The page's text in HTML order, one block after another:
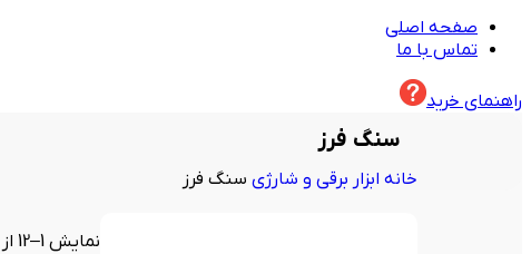
صفحه اصلی
تماس با ما
راهنمای خرید
سنگ فرز
خانه ابزار برقی و شارژی سنگ فرز
نمایش 1–12 از 21 نتیجه